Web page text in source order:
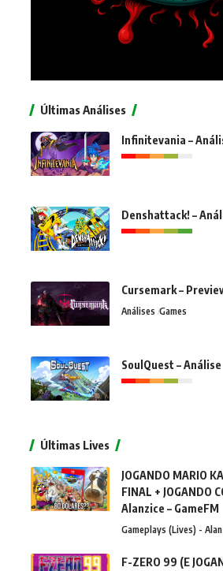
Últimas Análises
Infinitevania –
Denshattack! –
Cursemark –
Análises Games
SoulQuest – Análise
Últimas Lives
JOGANDO MARIO
FINAL + JOGANDO
Alanzice – GameFM
Gameplays (Lives) -
F-ZERO 99 (E